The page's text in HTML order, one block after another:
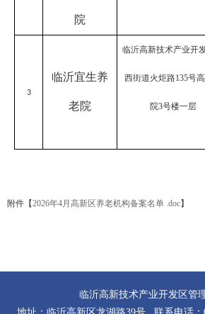
院
3
临沂宜生养
老院
临沂高新技术产业开
西街道火炬路135号
院3号楼一层
附件【2026年4月高新区养老机构备案名单 .doc】
临沂高新技术产业开发区管